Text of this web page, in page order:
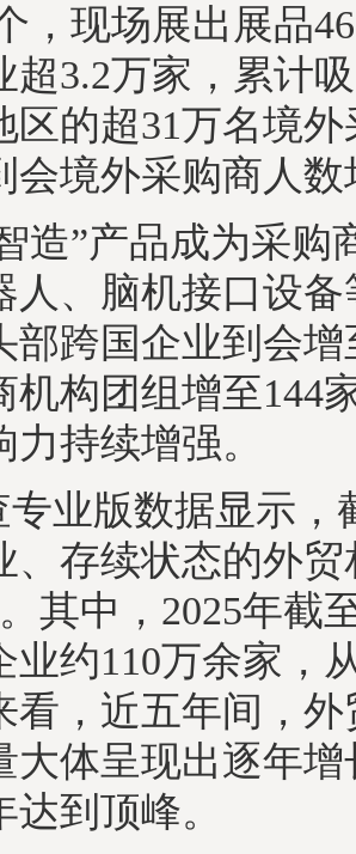
，现场展出展品
超3.2万家，累计
区的超31万名境
会境外采购商人
造”产品成为采购
人、脑机接口设
部跨国企业到会增
机构团组增至144
力持续增强。
专业版数据显示，
、存续状态的外
其中，2025年截
业约110万余家，
看，近五年间，
大体呈现出逐年
达到顶峰。